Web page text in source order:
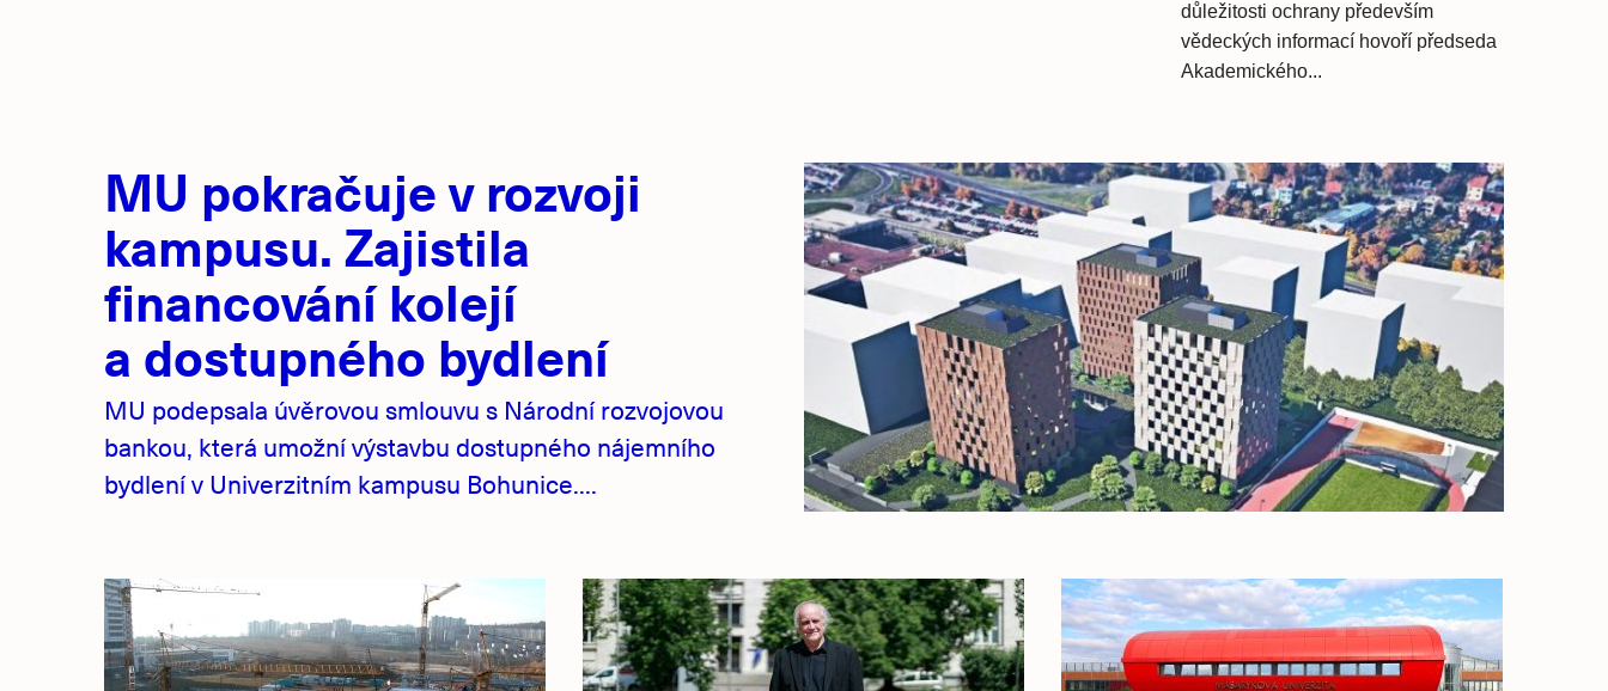
důležitosti ochrany především
vědeckých informací hovoří předseda
Akademického...
novinky
MU pokračuje v rozvoji
kampusu. Zajistila
financování kolejí
a dostupného bydlení
MU podepsala úvěrovou smlouvu s Národní rozvojovou
bankou, která umožní výstavbu dostupného nájemního
bydlení v Univerzitním kampusu Bohunice....